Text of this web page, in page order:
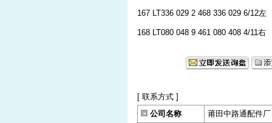
167 LT336 029 2 468 336 029 6/12左
168 LT080 048 9 461 080 408 4/11右
[ 联系方式 ]
公司名称
莆田中路通配件厂